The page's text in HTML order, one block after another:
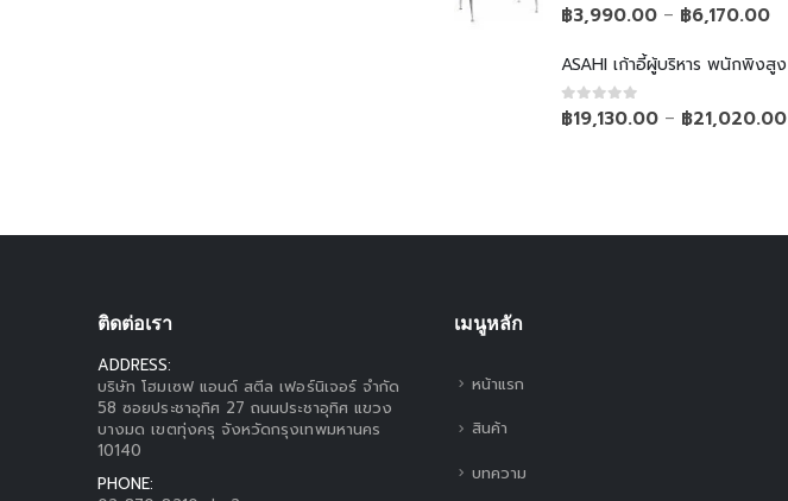
0out of 5
฿3,990.00 – ฿6,170.00
ASAHI เก้าอี้ผู้บริหาร พนักพิงสูง
0out of 5
฿19,130.00 – ฿21,020.00
ติดต่อเรา
ADDRESS:
บริษัท โฮมเซฟ แอนด์ สตีล เฟอร์นิเจอร์ จำกัด
58 ซอยประชาอุทิศ 27 ถนนประชาอุทิศ แขวง
บางมด เขตทุ่งครุ จังหวัดกรุงเทพมหานคร
10140
PHONE:
เมนูหลัก
หน้าแรก
สินค้า
บทความ